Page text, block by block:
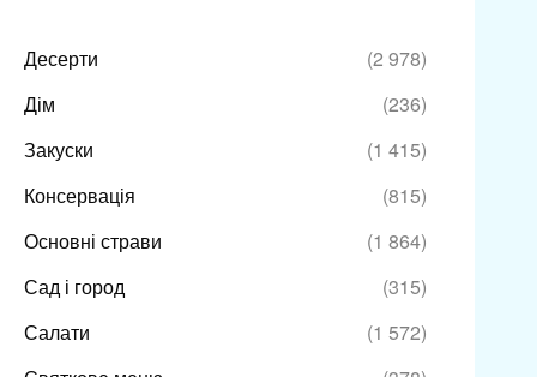
Десерти
(2 978)
Дім
(236)
Закуски
(1 415)
Консервація
(815)
Основні страви
(1 864)
Сад і город
(315)
Салати
(1 572)